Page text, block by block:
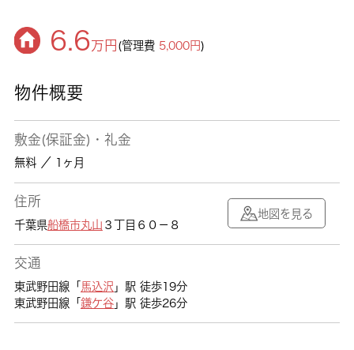
6.6万円 (管理費 5,000円)
物件概要
敷金(保証金)・礼金
無料 ／ 1ヶ月
住所
千葉県船橋市丸山 ３丁目６０－８
地図を見る
交通
東武野田線「 馬込沢 」駅 徒歩19分
東武野田線「 鎌ケ谷」駅 徒歩26分